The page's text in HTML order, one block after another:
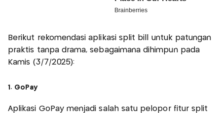
Berikut rekomendasi aplikasi split bill untuk patungan
praktis tanpa drama, sebagaimana dihimpun pada
Kamis (3/7/2025):
1. GoPay
Aplikasi GoPay menjadi salah satu pelopor fitur split